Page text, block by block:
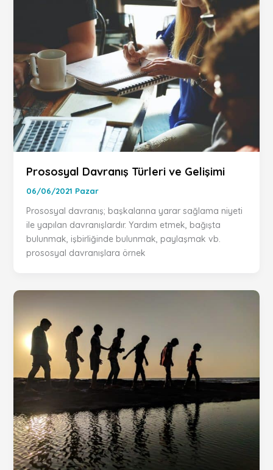
Prososyal Davranış Türleri ve Gelişimi
06/06/2021 Pazar
Prososyal davranış; başkalarına yarar sağlama niyeti
ile yapılan davranışlardır. Yardım etmek, bağışta
bulunmak, işbirliğinde bulunmak, paylaşmak vb.
prososyal davranışlara örnek